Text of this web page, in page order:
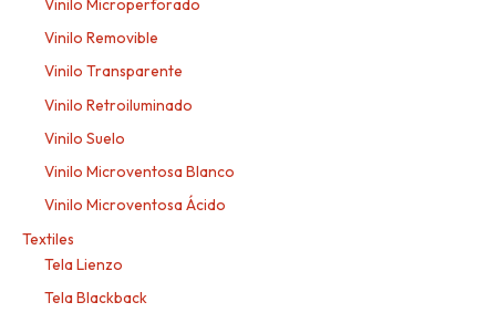
Vinilo Microperforado
Vinilo Removible
Vinilo Transparente
Vinilo Retroiluminado
Vinilo Suelo
Vinilo Microventosa Blanco
Vinilo Microventosa Ácido
Textiles
Tela Lienzo
Tela Blackback